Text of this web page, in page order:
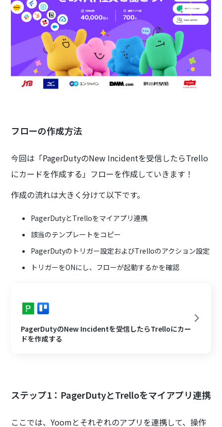
フローの作成方法
今回は「PagerDutyのNew Incidentを受信したらTrello
にカードを作成する」フローを作成していきます！
作成の流れは大きく分けて以下です。
PagerDutyとTrelloをマイアプリ連携
該当のテンプレートをコピー
PagerDutyのトリガー設定およびTrelloのアクション設定
トリガーをONにし、フローが起動するかを確認
PagerDutyのNew Incidentを受信したらTrelloにカー
ドを作成する
ステップ1：PagerDutyとTrelloをマイアプリ連携
ここでは、Yoomとそれぞれのアプリを連携して、操作